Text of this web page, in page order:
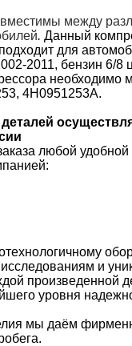
между
. Данный
для
2011, бензин 6/8
необходимо
4H0951253A.
любой
и
произведенной
уровня
мы даём